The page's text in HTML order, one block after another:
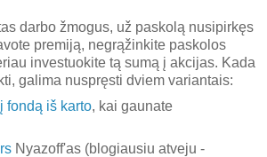
darbo žmogus, už paskolą nusipirkęs
premiją, negrąžinkite paskolos
investuokite tą sumą į akcijas. Kada
galima nuspręsti dviem variantais:
fondą iš karto, kai gaunate
Nyazoff'as (blogiausiu atveju -